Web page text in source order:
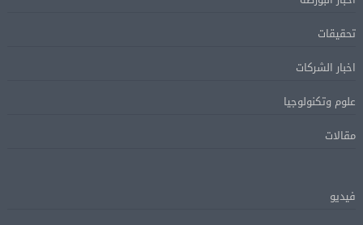
تحقيقات
اخبار الشركات
علوم وتكنولوجيا
مقالات
فيديو